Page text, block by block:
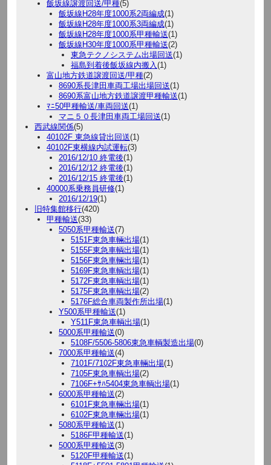
飯坂線譲渡回送/甲種(5)
飯坂線H28年度1000系2両編成(1)
飯坂線H28年度1000系3両編成(1)
飯坂線H28年度1000系甲種輸送(1)
飯坂線H30年度1000系甲種輸送(2)
東急テクノシステム出場回送(1)
福島到着後飯坂線内搬入(1)
富山地方鉄道譲渡回送/甲種(2)
8690系長津田車両工場出場回送(1)
8690系富山地方鉄道譲渡甲種輸送(1)
ﾏﾆ50甲種輸送/車両回送(1)
マニ５０長津田車両工場回送(1)
西武線関係(5)
40102F 東急線貸出回送(1)
40102F東横線内試運転(3)
2016/12/10 終電後(1)
2016/12/12 終電後(1)
2016/12/15 終電後(1)
40000系乗務員研修(1)
2016/12/19(1)
旧特集館移行(420)
甲種輸送(33)
5050系甲種輸送(7)
5151F東急車輛出場(1)
5155F東急車輌出場(1)
5156F東急車輛出場(1)
5169F東急車輌出場(1)
5172F東急車輌出場(1)
5175F東急車輌出場(2)
5176F総合車両製作所出場(1)
Y500系甲種輸送(1)
Y511F東急車輌出場(1)
5000系甲種輸送(0)
5108F/5506-5806東急車輌製造出場(0)
7000系甲種輸送(4)
7101F/7102F東急車輛出場(1)
7105F東急車輌出場(2)
7106F+ｻﾊ5404東急車輌出場(1)
6000系甲種輸送(2)
6101F東急車輛出場(1)
6102F東急車輛出場(1)
5080系甲種輸送(1)
5186F甲種輸送(1)
5000系甲種輸送(3)
5120F甲種輸送(1)